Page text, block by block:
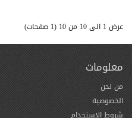
عرض 1 الى 10 من 10 (1 صفحات)
معلومات
من نحن
الخصوصية
شروط الاستخدام